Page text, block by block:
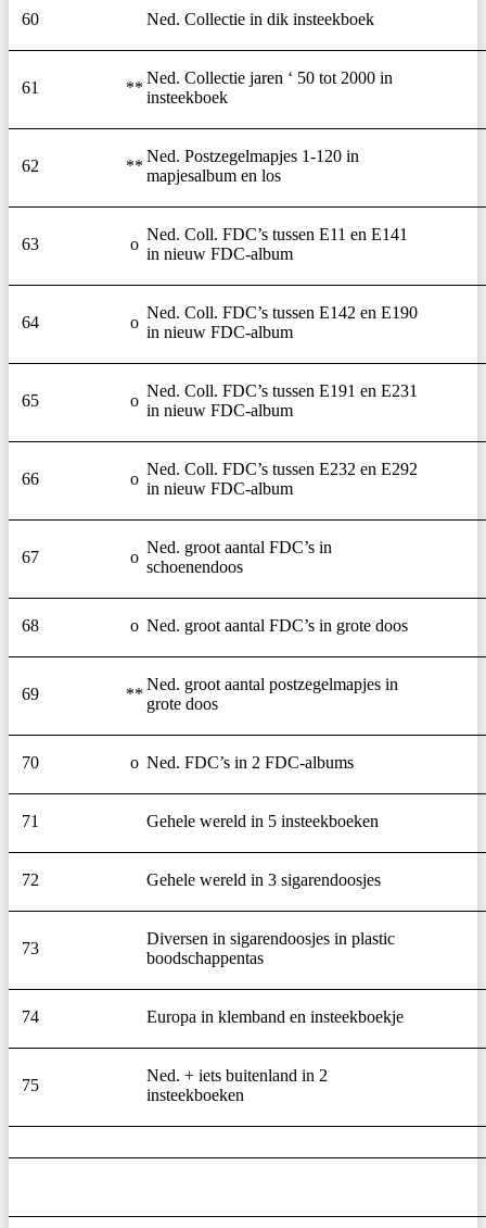
60 Ned. Collectie in dik insteekboek
61 **
Ned. Collectie jaren ‘ 50 tot 2000 in
insteekboek
62 **
Ned. Postzegelmapjes 1-120 in
mapjesalbum en los
63 o
Ned. Coll. FDC’s tussen E11 en E141
in nieuw FDC-album
64 o
Ned. Coll. FDC’s tussen E142 en E190
in nieuw FDC-album
65 o
Ned. Coll. FDC’s tussen E191 en E231
in nieuw FDC-album
66 o
Ned. Coll. FDC’s tussen E232 en E292
in nieuw FDC-album
67 o
Ned. groot aantal FDC’s in
schoenendoos
68 o Ned. groot aantal FDC’s in grote doos
69 **
Ned. groot aantal postzegelmapjes in
grote doos
70 o Ned. FDC’s in 2 FDC-albums
71 Gehele wereld in 5 insteekboeken
72 Gehele wereld in 3 sigarendoosjes
73
Diversen in sigarendoosjes in plastic
boodschappentas
74 Europa in klemband en insteekboekje
75
Ned. + iets buitenland in 2
insteekboeken